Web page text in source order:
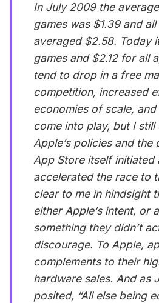
In July 2009 the
games was $1.39 and
averaged $2.58. Today
games and $2.12 for all
tend to drop in a free
competition, increased
economies of scale,
come into play, but I
Apple’s policies and the
App Store itself initiated
accelerated the race to
clear to me in hindsight
either Apple’s intent, or
something they didn’t
discourage. To Apple,
complements to their
hardware sales. And as
posited, “All else being